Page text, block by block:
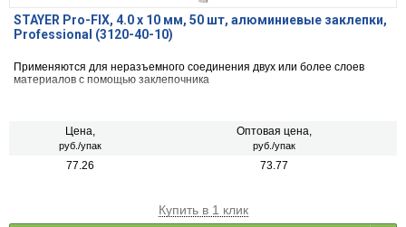
STAYER Pro-FIX, 4.0 х 10 мм, 50 шт, алюминиевые заклепки,
Professional (3120-40-10)
Применяются для неразъемного соединения двух или более слоев
материалов с помощью заклепочника
Цена,
руб./упак
Оптовая цена,
руб./упак
77.26 73.77
Купить в 1 клик